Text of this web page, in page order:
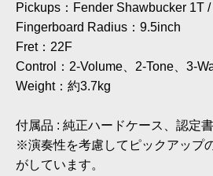
Pickups：Fender Shawbucker 1T
Fingerboard Radius：9.5inch
Fret：22F
Control：2-Volume、2-Tone、3-
Weight：約3.7kg
付属品 : 純正ハードケース、認定
※演奏性を考慮してピックアップ
がしています。